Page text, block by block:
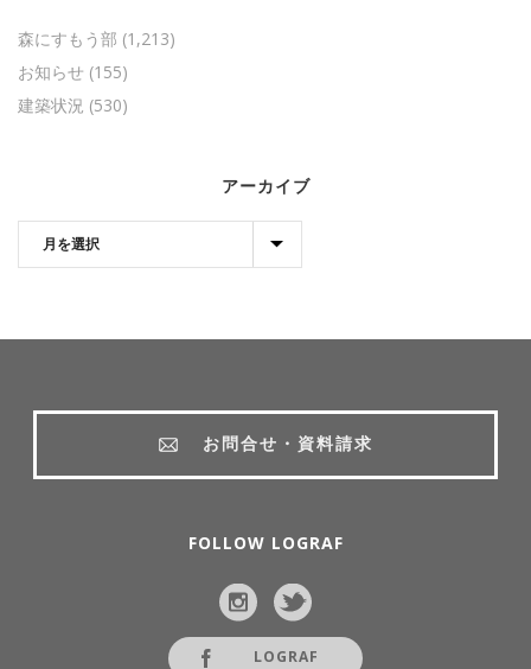
森にすもう部 (1,213)
お知らせ (155)
建築状況 (530)
アーカイブ
お問合せ・資料請求
FOLLOW LOGRAF
LOGRAF